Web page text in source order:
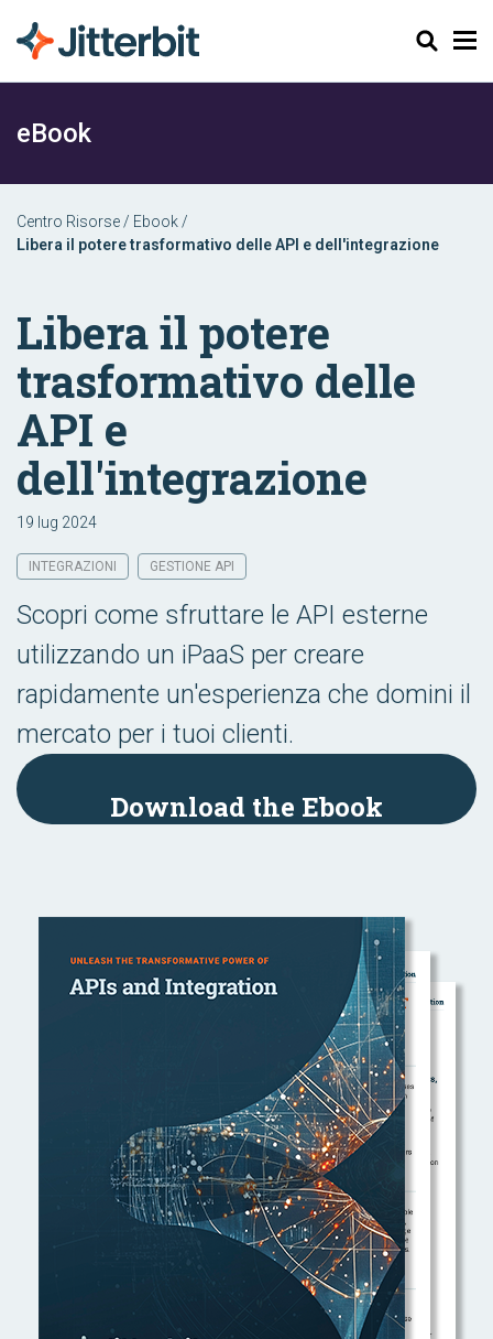
Cerca
eBook
Centro Risorse / Ebook /
Libera il potere trasformativo delle API e dell'integrazione
Libera il potere
trasformativo delle
API e
dell'integrazione
19 lug 2024
INTEGRAZIONI GESTIONE API
Scopri come sfruttare le API esterne
utilizzando un iPaaS per creare
rapidamente un'esperienza che domini il
mercato per i tuoi clienti.
Download the Ebook